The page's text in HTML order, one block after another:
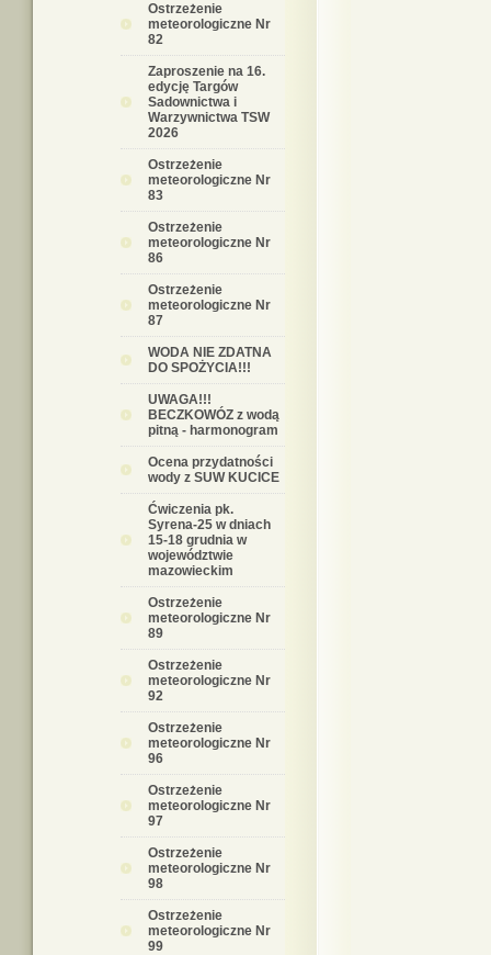
Ostrzeżenie
meteorologiczne Nr
82
Zaproszenie na 16.
edycję Targów
Sadownictwa i
Warzywnictwa TSW
2026
Ostrzeżenie
meteorologiczne Nr
83
Ostrzeżenie
meteorologiczne Nr
86
Ostrzeżenie
meteorologiczne Nr
87
WODA NIE ZDATNA
DO SPOŻYCIA!!!
UWAGA!!!
BECZKOWÓZ z wodą
pitną - harmonogram
Ocena przydatności
wody z SUW KUCICE
Ćwiczenia pk.
Syrena-25 w dniach
15-18 grudnia w
województwie
mazowieckim
Ostrzeżenie
meteorologiczne Nr
89
Ostrzeżenie
meteorologiczne Nr
92
Ostrzeżenie
meteorologiczne Nr
96
Ostrzeżenie
meteorologiczne Nr
97
Ostrzeżenie
meteorologiczne Nr
98
Ostrzeżenie
meteorologiczne Nr
99